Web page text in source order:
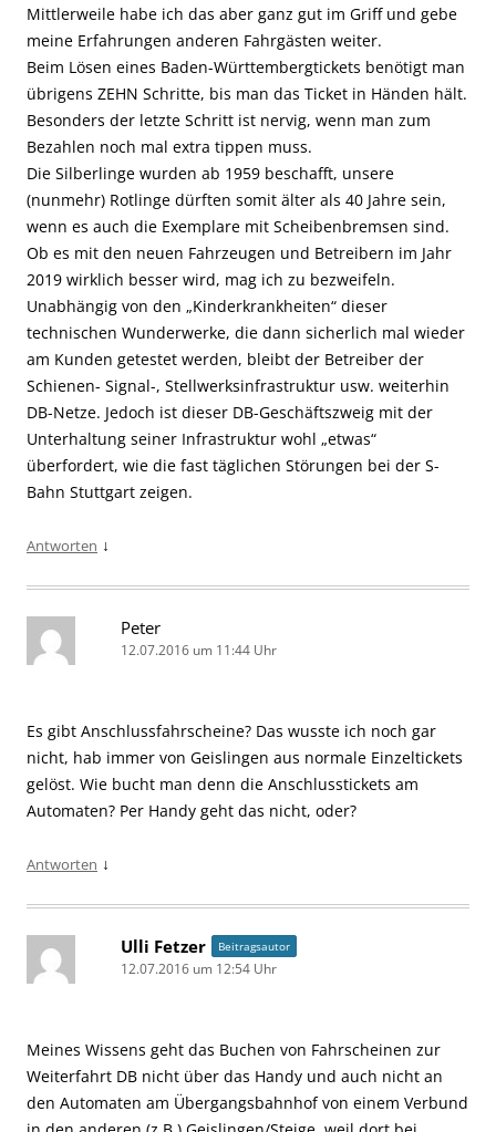
Mittlerweile habe ich das aber ganz gut im Griff und gebe
meine Erfahrungen anderen Fahrgästen weiter.
Beim Lösen eines Baden-Württembergtickets benötigt man
übrigens ZEHN Schritte, bis man das Ticket in Händen hält.
Besonders der letzte Schritt ist nervig, wenn man zum
Bezahlen noch mal extra tippen muss.
Die Silberlinge wurden ab 1959 beschafft, unsere
(nunmehr) Rotlinge dürften somit älter als 40 Jahre sein,
wenn es auch die Exemplare mit Scheibenbremsen sind.
Ob es mit den neuen Fahrzeugen und Betreibern im Jahr
2019 wirklich besser wird, mag ich zu bezweifeln.
Unabhängig von den „Kinderkrankheiten“ dieser
technischen Wunderwerke, die dann sicherlich mal wieder
am Kunden getestet werden, bleibt der Betreiber der
Schienen- Signal-, Stellwerksinfrastruktur usw. weiterhin
DB-Netze. Jedoch ist dieser DB-Geschäftszweig mit der
Unterhaltung seiner Infrastruktur wohl „etwas“
überfordert, wie die fast täglichen Störungen bei der S-
Bahn Stuttgart zeigen.
Antworten ↓
Peter
12.07.2016 um 11:44 Uhr
Es gibt Anschlussfahrscheine? Das wusste ich noch gar
nicht, hab immer von Geislingen aus normale Einzeltickets
gelöst. Wie bucht man denn die Anschlusstickets am
Automaten? Per Handy geht das nicht, oder?
Antworten ↓
Ulli Fetzer Beitragsautor
12.07.2016 um 12:54 Uhr
Meines Wissens geht das Buchen von Fahrscheinen zur
Weiterfahrt DB nicht über das Handy und auch nicht an
den Automaten am Übergangsbahnhof von einem Verbund